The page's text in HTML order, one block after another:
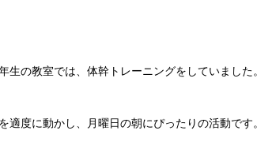
生の教室では、体幹トレーニングをしていました。
適度に動かし、月曜日の朝にぴったりの活動です。